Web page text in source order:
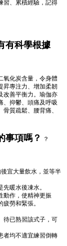
習、累積經驗，記得
有科學根據
氧化炭含量，令身體
昇專注力、增加柔韌
改善平衡力。瑜伽亦
、抑鬱、頭痛及呼吸
質疏鬆、腰背痛、
事項嗎？ ？
宜大量飲水，並等半
暖水後凍水。
動作，使精神更振
勞和緊張。
待已熟習該式子，可
者均不適宜練習倒轉